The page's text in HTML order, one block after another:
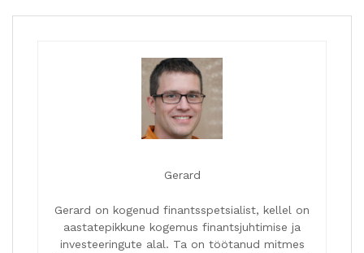
Gerard
Gerard on kogenud finantsspetsialist, kellel on
aastatepikkune kogemus finantsjuhtimise ja
investeeringute alal. Ta on töötanud mitmes